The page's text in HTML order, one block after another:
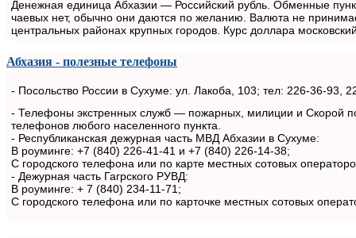
Денежная единица Абхазии — Российский рубль. Обменные
чаевых нет, обычно они даются по желанию. Валюта не
центральных районах крупных городов. Курс доллара
Абхазия - полезные телефоны
- Посольство России в Сухуме: ул. Лакоба, 103; тел: 226-36-93,
- Телефоны экстренных служб — пожарных, милиции и Скорой
телефонов любого населенного пункта.
- Республиканская дежурная часть МВД Абхазии в Сухуме:
В роуминге: +7 (840) 226-41-41 и +7 (840) 226-14-38;
С городского телефона или по карте местных сотовых
- Дежурная часть Гагрского РУВД:
В роуминге: + 7 (840) 234-11-71;
С городского телефона или по карточке местных сотовых